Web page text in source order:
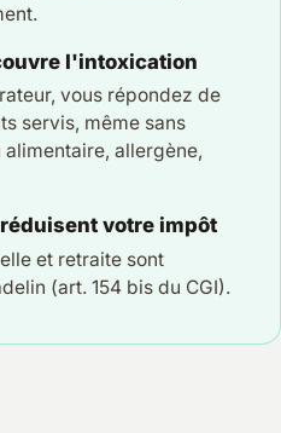
l'intoxication
vous répondez de
servis, même sans
allergène,
votre impôt
et retraite sont
(art. 154 bis du CGI).